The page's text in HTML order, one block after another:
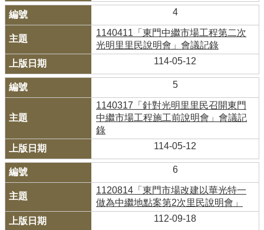
4
1140411「東門中繼市場工程第二次
光明里里民說明會」會議記錄
114-05-12
5
1140317「針對光明里里民召開東門
中繼市場工程施工前說明會」會議記
錄
114-05-12
6
1120814「東門市場改建以華光特一
做為中繼地點案第2次里民說明會」
112-09-18